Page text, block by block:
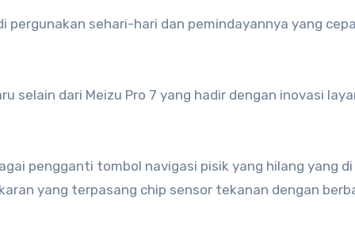
sehari-hari dan pemindayannya yang
selain dari Meizu Pro 7 yang hadir dengan inovasi
pengganti tombol navigasi pisik yang hilang yang di
yang terpasang chip sensor tekanan dengan